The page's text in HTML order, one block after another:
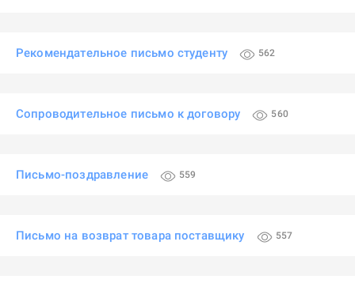
Рекомендательное письмо студенту 562
Сопроводительное письмо к договору 560
Письмо-поздравление 559
Письмо на возврат товара поставщику 557